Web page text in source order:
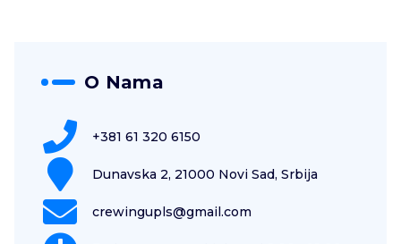
O Nama
+381 61 320 6150
Dunavska 2, 21000 Novi Sad, Srbija
crewingupls@gmail.com